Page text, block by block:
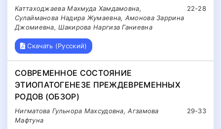
22-28
Каттаходжаева Махмуда Хамдамовна,
Сулайманова Надира Жумаевна, Амонова Заррина
Джомиевна, Шакирова Наргиза Ганиевна
Скачать (Русский)
СОВРЕМЕННОЕ СОСТОЯНИЕ
ЭТИОПАТОГЕНЕЗЕ ПРЕЖДЕВРЕМЕННЫХ
РОДОВ (ОБЗОР)
29-33
Нигматова Гульнора Махсудовна, Агзамова
Мафтуна